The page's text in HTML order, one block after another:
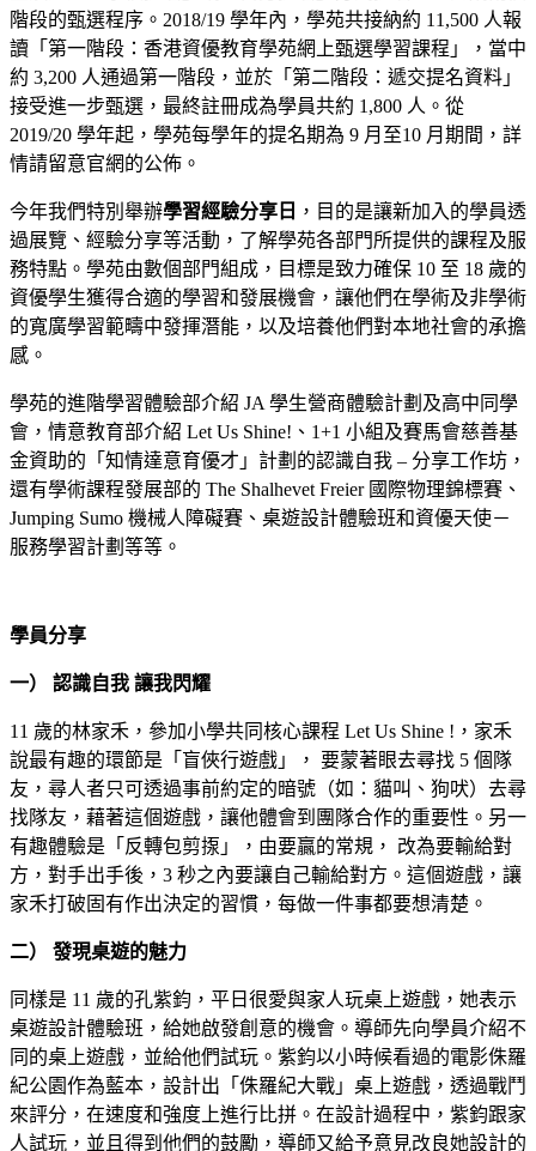
階段的甄選程序。2018/19 學年內，學苑共接納約 11,500 人報
讀「第一階段：香港資優教育學苑網上甄選學習課程」，當中
約 3,200 人通過第一階段，並於「第二階段：遞交提名資料」
接受進一步甄選，最終註冊成為學員共約 1,800 人。從
2019/20 學年起，學苑每學年的提名期為 9 月至10 月期間，詳
情請留意官網的公佈。
今年我們特別舉辦學習經驗分享日 ，目的是讓新加入的學員透
過展覽、經驗分享等活動，了解學苑各部門所提供的課程及服
務特點。學苑由數個部門組成，目標是致力確保 10 至 18 歲的
資優學生獲得合適的學習和發展機會，讓他們在學術及非學術
的寬廣學習範疇中發揮潛能，以及培養他們對本地社會的承擔
感。
學苑的進階學習體驗部介紹 JA 學生營商體驗計劃及高中同學
會，情意教育部介紹 Let Us Shine!、1+1 小組及賽馬會慈善基
金資助的「知情達意育優才」計劃的認識自我 – 分享工作坊，
還有學術課程發展部的 The Shalhevet Freier 國際物理錦標賽、
Jumping Sumo 機械人障礙賽、桌遊設計體驗班和資優天使－
服務學習計劃等等。
學員分享
一） 認識自我 讓我閃耀
11 歲的林家禾，參加小學共同核心課程 Let Us Shine !，家禾
說最有趣的環節是「盲俠行遊戲」， 要蒙著眼去尋找 5 個隊
友，尋人者只可透過事前約定的暗號（如：貓叫、狗吠）去尋
找隊友，藉著這個遊戲，讓他體會到團隊合作的重要性。另一
有趣體驗是「反轉包剪揼」，由要贏的常規， 改為要輸給對
方，對手出手後，3 秒之內要讓自己輸給對方。這個遊戲，讓
家禾打破固有作出決定的習慣，每做一件事都要想清楚。
二） 發現桌遊的魅力
同樣是 11 歲的孔紫鈞，平日很愛與家人玩桌上遊戲，她表示
桌遊設計體驗班，給她啟發創意的機會。導師先向學員介紹不
同的桌上遊戲，並給他們試玩。紫鈞以小時候看過的電影侏羅
紀公園作為藍本，設計出「侏羅紀大戰」桌上遊戲，透過戰鬥
來評分，在速度和強度上進行比拼。在設計過程中，紫鈞跟家
人試玩，並且得到他們的鼓勵，導師又給予意見改良她設計的